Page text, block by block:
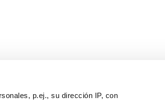
p.ej., su dirección IP, con